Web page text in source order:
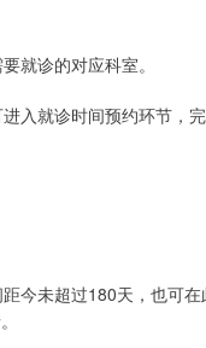
就诊的对应科室。
入就诊时间预约环节，
今未超过180天，也可在